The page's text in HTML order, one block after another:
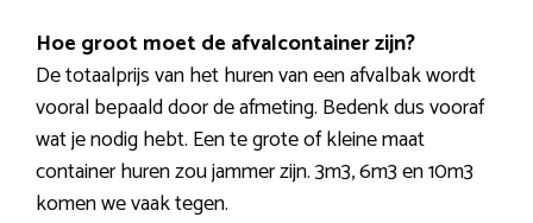
Hoe groot moet de afvalcontainer zijn?
De totaalprijs van het huren van een afvalbak wordt
vooral bepaald door de afmeting. Bedenk dus vooraf
wat je nodig hebt. Een te grote of kleine maat
container huren zou jammer zijn. 3m3, 6m3 en 10m3
komen we vaak tegen.